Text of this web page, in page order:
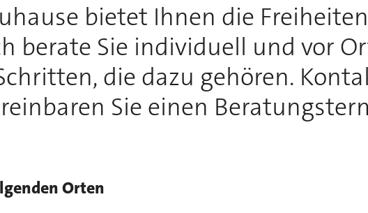
bietet Ihnen die
berate Sie individuell und vor
die dazu gehören.
Sie einen
Orten